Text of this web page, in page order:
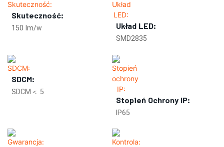
Skuteczność:
150 lm/w Układ LED:
SMD2835
SDCM:
SDCM＜ 5
Stopień Ochrony IP:
IP65